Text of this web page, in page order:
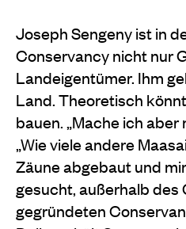
Joseph Sengeny ist in
Conservancy nicht nur
Landeigentümer. Ihm
Land. Theoretisch
bauen. „Mache ich aber
„Wie viele andere
Zäune abgebaut und
gesucht, außerhalb des
gegründeten